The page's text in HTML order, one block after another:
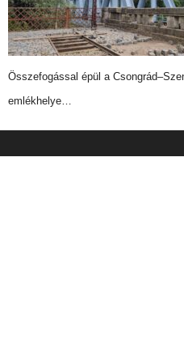
Összefogással épül a
emlékhelye…